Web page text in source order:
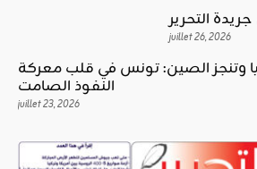
juillet 26, 2026
وتنجز الصين: تونس في قلب معركة
النفوذ الصامت
juillet 23, 2026